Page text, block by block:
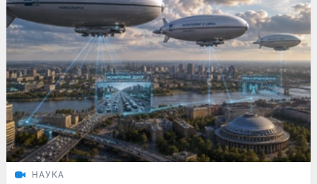
НАУКА